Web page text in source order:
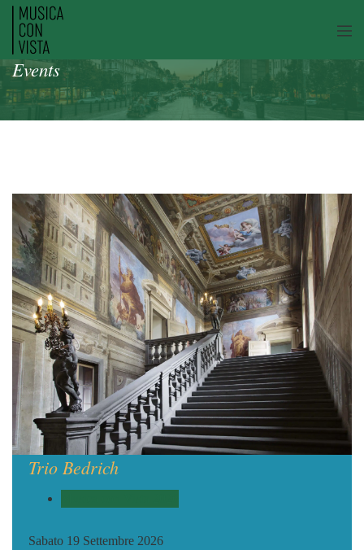
Events
Trio Bedrich
Sabato 19 Settembre 2026